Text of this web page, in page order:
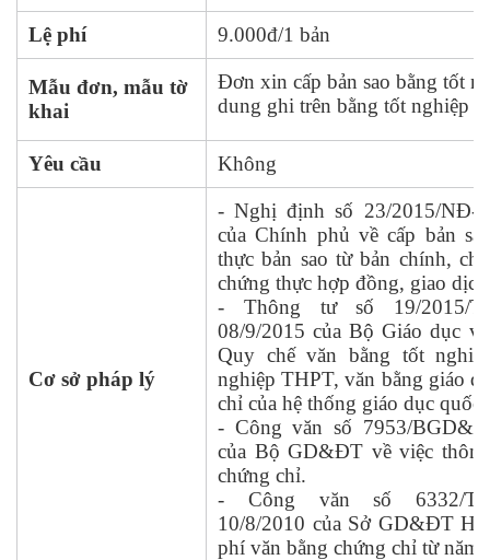
Lệ phí 9.000đ/1 bản
Mẫu đơn, mẫu tờ
khai
Đơn xin cấp bản sao bằng tốt
dung ghi trên bằng tốt nghiệp
Yêu cầu Không
Cơ sở pháp lý
- Nghị định số 23/2015/NĐ-
của Chính phủ về cấp bản
thực bản sao từ bản chính,
chứng thực hợp đồng, giao
- Thông tư số 19/2015/
08/9/2015 của Bộ Giáo dục
Quy chế văn bằng tốt
nghiệp THPT, văn bằng giáo
chỉ của hệ thống giáo dục quốc
- Công văn số 7953/
của Bộ GD&ĐT về việc
chứng chỉ.
- Công văn số 6332/
10/8/2010 của Sở GD&ĐT
phí văn bằng chứng chỉ từ năm